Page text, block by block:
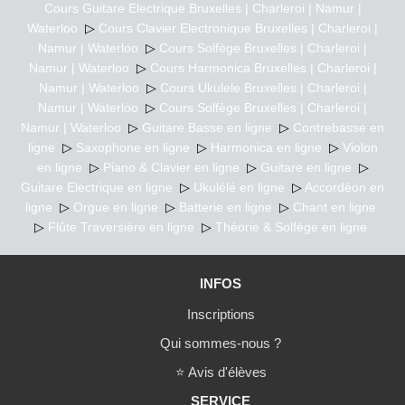
Cours Guitare Electrique Bruxelles | Charleroi | Namur |
Waterloo ▷ Cours Clavier Electronique Bruxelles | Charleroi |
Namur | Waterloo ▷ Cours Solfège Bruxelles | Charleroi |
Namur | Waterloo ▷ Cours Harmonica Bruxelles | Charleroi |
Namur | Waterloo ▷ Cours Ukulele Bruxelles | Charleroi |
Namur | Waterloo ▷ Cours Solfège Bruxelles | Charleroi |
Namur | Waterloo ▷ Guitare Basse en ligne ▷ Contrebasse en
ligne ▷ Saxophone en ligne ▷ Harmonica en ligne ▷ Violon
en ligne ▷ Piano & Clavier en ligne ▷ Guitare en ligne ▷
Guitare Electrique en ligne ▷ Ukulélé en ligne ▷Accordéon en
ligne ▷ Orgue en ligne ▷ Batterie en ligne ▷ Chant en ligne
▷ Flûte Traversière en ligne ▷ Théorie & Solfège en ligne
INFOS
Inscriptions
Qui sommes-nous ?
⭐ Avis d'élèves
SERVICE